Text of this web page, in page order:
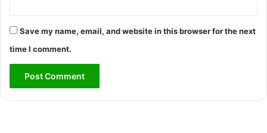
Save my name, email, and website in this browser for the next
time I comment.